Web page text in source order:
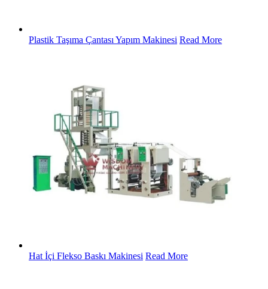
Plastik Taşıma Çantası Yapım Makinesi Read More
Hat İçi Flekso Baskı Makinesi Read More